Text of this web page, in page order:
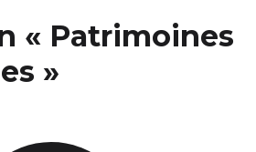
« Patrimoines
»